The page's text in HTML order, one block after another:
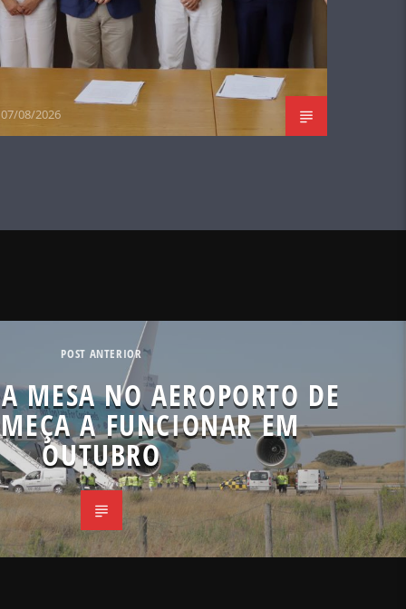
07/08/2026
POST ANTERIOR
MESA NO AEROPORTO DE
A FUNCIONAR EM
OUTUBRO